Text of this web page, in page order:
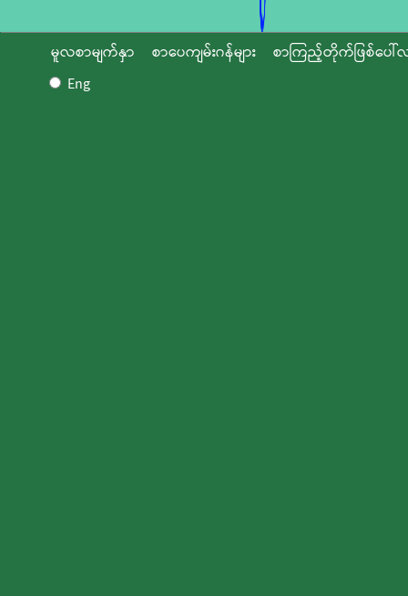
မူလစာမျက်နှာ စာပေကျမ်းဂန်များ
စာကြည့်တိုက်ဖြစ်ပေါ်
Eng